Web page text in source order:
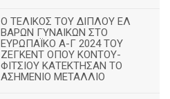
Ο ΤΕΛΙΚΟΣ ΤΟΥ ΔΙΠΛΟΥ ΕΛ
ΒΑΡΩΝ ΓΥΝΑΙΚΩΝ ΣΤΟ
ΕΥΡΩΠΑΪΚΟ Α-Γ 2024 ΤΟΥ
ΖΕΓΚΕΝΤ ΟΠΟΥ ΚΟΝΤΟΥ-
ΦΙΤΣΙΟΥ ΚΑΤΕΚΤΗΣΑΝ ΤΟ
ΑΣΗΜΕΝΙΟ ΜΕΤΑΛΛΙΟ